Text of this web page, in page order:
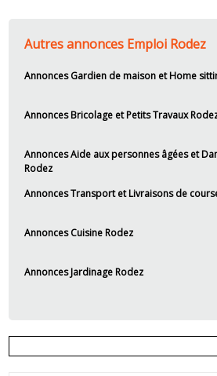
Autres annonces Emploi Rodez
Annonces Gardien de maison et Home
Annonces Bricolage et Petits Travaux
Annonces Aide aux personnes âgées et
Rodez
Annonces Transport et Livraisons de
Annonces Cuisine Rodez
Annonces Jardinage Rodez